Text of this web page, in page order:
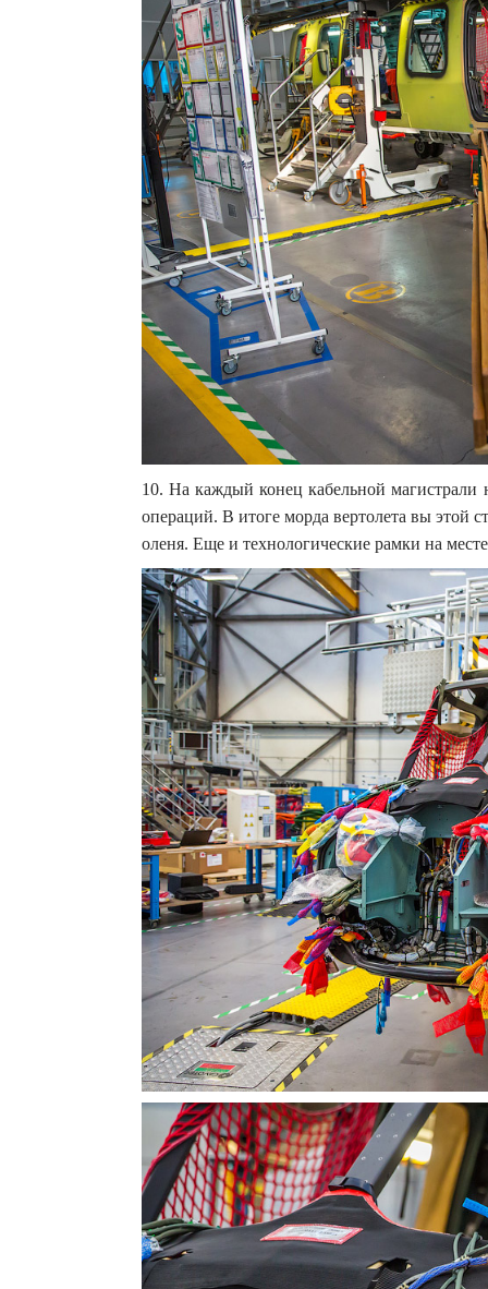
10. На каждый конец кабельной магистрали
операций. В итоге морда вертолета вы этой
оленя. Еще и технологические рамки на